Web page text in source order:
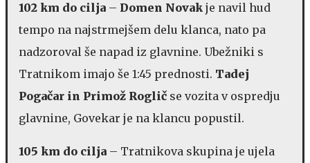
102 km do cilja – Domen Novak je navil hud
tempo na najstrmejšem delu klanca, nato pa
nadzoroval še napad iz glavnine. Ubežniki s
Tratnikom imajo še 1:45 prednosti. Tadej
Pogačar in Primož Roglič se vozita v ospredju
glavnine, Govekar je na klancu popustil.
105 km do cilja – Tratnikova skupina je ujela